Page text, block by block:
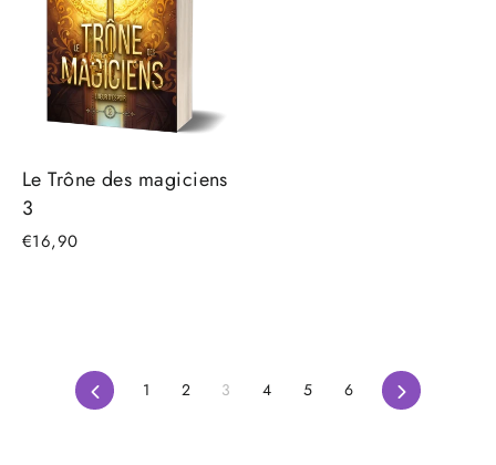
Le Trône des magiciens
3
€16,90
Précédent
1 2 3 4 5 6 Suivant